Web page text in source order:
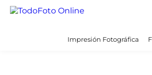
Impresión Fotográfica